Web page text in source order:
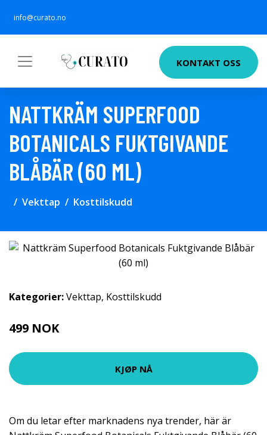
info@curato.no
KONTAKT OSS
NATTKRÄM SUPERFOOD
BOTANICALS FUKTGIVANDE
BLÅBÄR (60 ML)
Vekttap Kosttilskudd
Kategorier:Vekttap, Kosttilskudd
499 NOK
KJØP NÅ
Om du letar efter marknadens nya trender, här är